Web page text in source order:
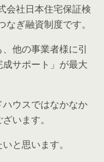
会社日本住宅保証検
ぎ融資制度です。
他の事業者様に引
サポート」が最大
ウスではなかなか
います。
と思います。